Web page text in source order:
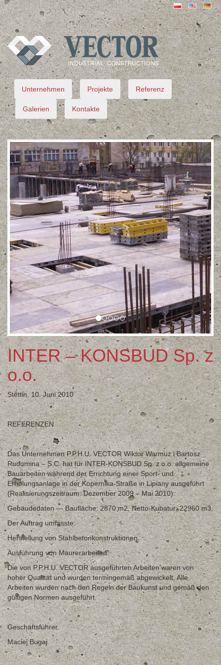
VECTOR
Unternehmen Projekte Referenz
Galerien Kontakte
INTER – KONSBUD Sp. z
o.o.
Stettin, 10. Juni 2010
REFERENZEN
Das Unternehmen P.P.H.U. VECTOR Wiktor Warmuz i Bartosz
Rudomina – S.C. hat für INTER-KONSBUD Sp. z o.o. allgemeine
Bauarbeiten während der Errichtung einer Sport- und
Erholungsanlage in der Kopernika-Straße in Lipiany ausgeführt
(Realisierungszeitraum: Dezember 2009 – Mai 2010).
Gebäudedaten — Baufläche: 2870 m2, Netto-Kubatur: 22960 m3.
Der Auftrag umfasste:
Herstellung von Stahlbetonkonstruktionen,
Ausführung von Maurerarbeiten.
Die von P.P.H.U. VECTOR ausgeführten Arbeiten waren von
hoher Qualität und wurden termingemäß abgewickelt. Alle
Arbeiten wurden nach den Regeln der Baukunst und gemäß den
gültigen Normen ausgeführt.
Geschäftsführer
Maciej Bugaj